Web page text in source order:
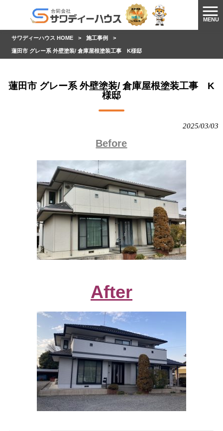
MENU
サワディーハウス HOME > 施工事例 >
蓮田市 グレー系 外壁塗装/ 倉庫屋根塗装工事 K様邸
蓮田市 グレー系 外壁塗装/ 倉庫屋根塗装工事 K
様邸
2025/03/03
Before
After